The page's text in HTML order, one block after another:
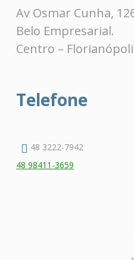
Av Osmar Cunha,
Belo Empresarial.
Centro –
Telefone
48 3222-7942
48 98411-3659